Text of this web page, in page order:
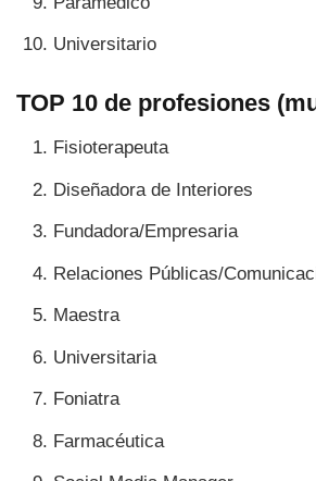
Universitario
TOP 10 de profesiones
Fisioterapeuta
Diseñadora de Interiores
Fundadora/Empresaria
Relaciones Públicas/
Maestra
Universitaria
Foniatra
Farmacéutica